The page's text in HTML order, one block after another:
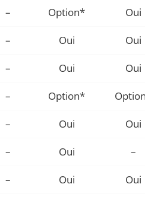
– Option* Oui
– Oui Oui
– Oui Oui
– Option*
– Oui Oui
– Oui –
– Oui Oui